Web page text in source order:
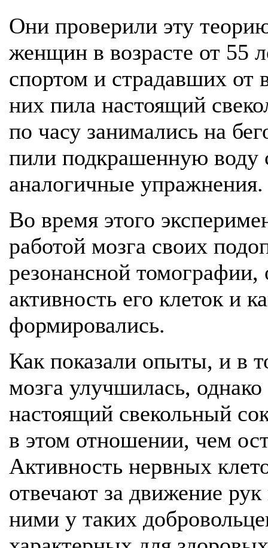
Они проверили эту
женщин в возрасте от 55
спортом и страдавших от
них пила настоящий
по часу занимались на
пили подкрашенную воду
аналогичные упражнения.
Во время этого
работой мозга своих
резонансной томографии,
активность его клеток и
формировались.
Как показали опыты, и в
мозга улучшилась,
настоящий свекольный
в этом отношении, чем
Активность нервных
отвечают за движение
ними у таких